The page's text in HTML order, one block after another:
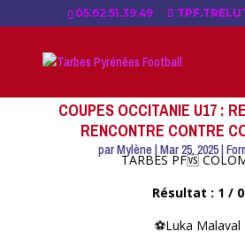
05.62.51.39.49
COUPES OCCITANIE U17 :
RENCONTRE CONTRE
parMylène | Mar 25, 2025|
TARBES PF🆚
Résultat : 1 / 0
⚽Luka Malaval